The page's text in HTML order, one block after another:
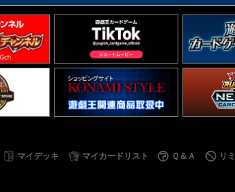
マイデッキ マイカードリスト Ｑ＆Ａ リ